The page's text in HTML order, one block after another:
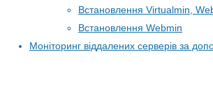
Встановлення Virtualmin,
Встановлення Webmin
Моніторинг віддалених серверів за